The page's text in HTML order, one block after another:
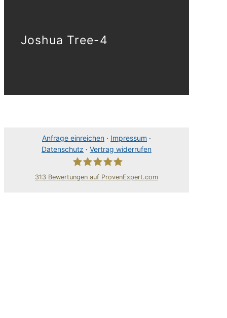
Joshua Tree-4
Anfrage einreichen · Impressum ·
Datenschutz · Vertrag widerrufen
313 Bewertungen auf ProvenExpert.com